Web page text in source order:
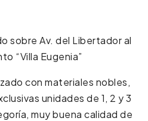
sobre Av. del Libertador al
“Villa Eugenia”
con materiales nobles,
unidades de 1, 2 y 3
muy buena calidad de